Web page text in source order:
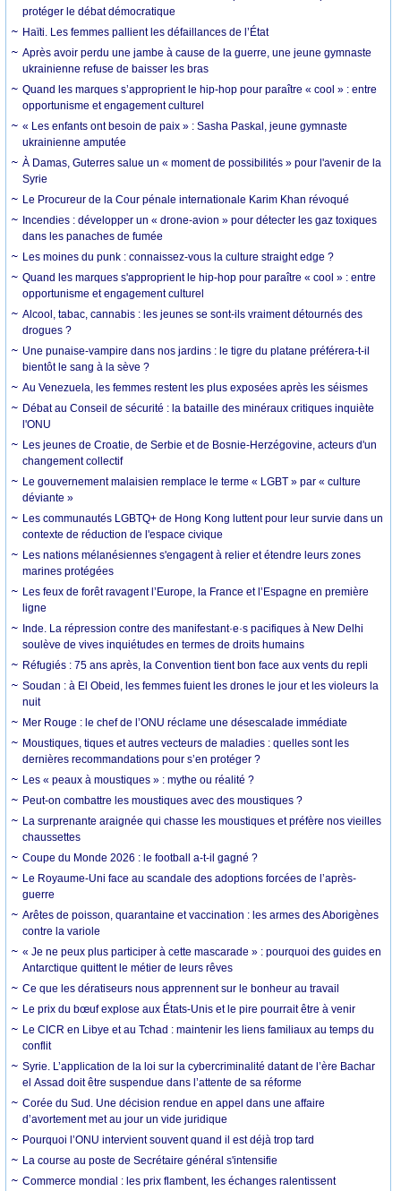
protéger le débat démocratique
Haïti. Les femmes pallient les défaillances de l’État
Après avoir perdu une jambe à cause de la guerre, une jeune gymnaste
ukrainienne refuse de baisser les bras
Quand les marques s’approprient le hip-hop pour paraître « cool » : entre
opportunisme et engagement culturel
« Les enfants ont besoin de paix » : Sasha Paskal, jeune gymnaste
ukrainienne amputée
À Damas, Guterres salue un « moment de possibilités » pour l'avenir de la
Syrie
Le Procureur de la Cour pénale internationale Karim Khan révoqué
Incendies : développer un « drone-avion » pour détecter les gaz toxiques
dans les panaches de fumée
Les moines du punk : connaissez-vous la culture straight edge ?
Quand les marques s'approprient le hip-hop pour paraître « cool » : entre
opportunisme et engagement culturel
Alcool, tabac, cannabis : les jeunes se sont-ils vraiment détournés des
drogues ?
Une punaise-vampire dans nos jardins : le tigre du platane préférera-t-il
bientôt le sang à la sève ?
Au Venezuela, les femmes restent les plus exposées après les séismes
Débat au Conseil de sécurité : la bataille des minéraux critiques inquiète
l'ONU
Les jeunes de Croatie, de Serbie et de Bosnie-Herzégovine, acteurs d'un
changement collectif
Le gouvernement malaisien remplace le terme « LGBT » par « culture
déviante »
Les communautés LGBTQ+ de Hong Kong luttent pour leur survie dans un
contexte de réduction de l'espace civique
Les nations mélanésiennes s'engagent à relier et étendre leurs zones
marines protégées
Les feux de forêt ravagent l’Europe, la France et l’Espagne en première
ligne
Inde. La répression contre des manifestant·e·s pacifiques à New Delhi
soulève de vives inquiétudes en termes de droits humains
Réfugiés : 75 ans après, la Convention tient bon face aux vents du repli
Soudan : à El Obeid, les femmes fuient les drones le jour et les violeurs la
nuit
Mer Rouge : le chef de l’ONU réclame une désescalade immédiate
Moustiques, tiques et autres vecteurs de maladies : quelles sont les
dernières recommandations pour s’en protéger ?
Les « peaux à moustiques » : mythe ou réalité ?
Peut-on combattre les moustiques avec des moustiques ?
La surprenante araignée qui chasse les moustiques et préfère nos vieilles
chaussettes
Coupe du Monde 2026 : le football a-t-il gagné ?
Le Royaume-Uni face au scandale des adoptions forcées de l’après-
guerre
Arêtes de poisson, quarantaine et vaccination : les armes des Aborigènes
contre la variole
« Je ne peux plus participer à cette mascarade » : pourquoi des guides en
Antarctique quittent le métier de leurs rêves
Ce que les dératiseurs nous apprennent sur le bonheur au travail
Le prix du bœuf explose aux États-Unis et le pire pourrait être à venir
Le CICR en Libye et au Tchad : maintenir les liens familiaux au temps du
conflit
Syrie. L’application de la loi sur la cybercriminalité datant de l’ère Bachar
el Assad doit être suspendue dans l’attente de sa réforme
Corée du Sud. Une décision rendue en appel dans une affaire
d’avortement met au jour un vide juridique
Pourquoi l’ONU intervient souvent quand il est déjà trop tard
La course au poste de Secrétaire général s'intensifie
Commerce mondial : les prix flambent, les échanges ralentissent